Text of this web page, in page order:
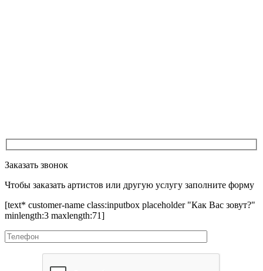
Заказать звонок
Чтобы заказать артистов или другую услугу заполните форму
[text* customer-name class:inputbox placeholder "Как Вас зовут?"
minlength:3 maxlength:71]